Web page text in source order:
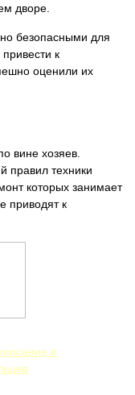
дворе.
безопасными для
к
оценили их
вине хозяев.
правил техники
которых занимает
приводят к
и